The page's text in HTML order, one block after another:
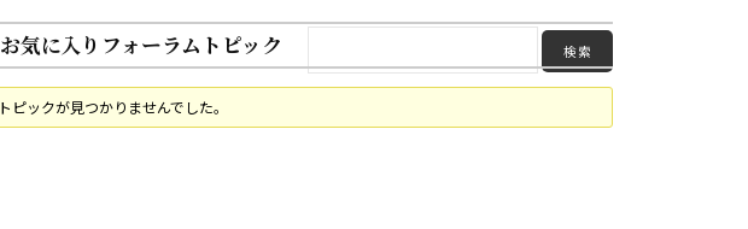
お気に入りフォーラムトピック
トピックが見つかりませんでした。